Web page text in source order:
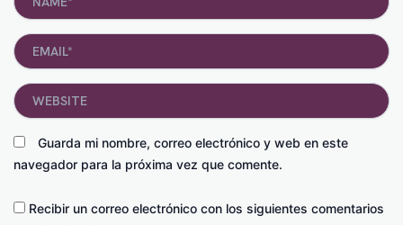
Email*
Guarda mi nombre, correo electrónico y web en este
navegador para la próxima vez que comente.
Website
Recibir un correo electrónico con los siguientes comentarios